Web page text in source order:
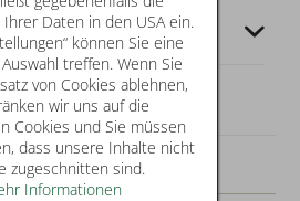
Daten in den USA ein.
können Sie eine
treffen. Wenn Sie
von Cookies ablehnen,
wir uns auf die
Cookies und Sie müssen
dass unsere Inhalte nicht
zugeschnitten sind.
Informationen